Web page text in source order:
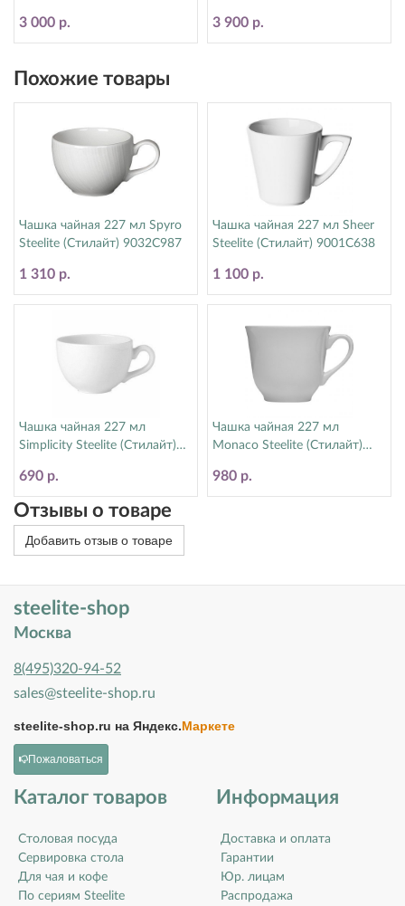
3 000 р. 3 900 р.
Похожие товары
Чашка чайная 227 мл Spyro
Steelite (Стилайт) 9032C987
1 310 р.
Чашка чайная 227 мл Sheer
Steelite (Стилайт) 9001C638
1 100 р.
Чашка чайная 227 мл
Simplicity Steelite (Стилайт)
690 р.
Чашка чайная 227 мл
Monaco Steelite (Стилайт)
980 р.
Отзывы о товаре
Добавить отзыв о товаре
steelite-shop
Москва
8(495)320-94-52
sales@steelite-shop.ru
steelite-shop.ru на Яндекс.Маркете
Пожаловаться
Каталог товаров
Столовая посуда
Сервировка стола
Для чая и кофе
По сериям Steelite
Информация
Доставка и оплата
Гарантии
Юр. лицам
Распродажа